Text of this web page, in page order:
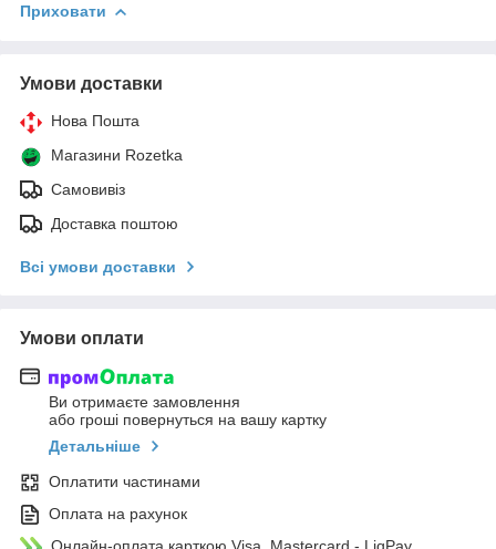
Приховати
Умови доставки
Нова Пошта
Магазини Rozetka
Самовивіз
Доставка поштою
Всі умови доставки
Умови оплати
Ви отримаєте замовлення
або гроші повернуться на вашу картку
Детальніше
Оплатити частинами
Оплата на рахунок